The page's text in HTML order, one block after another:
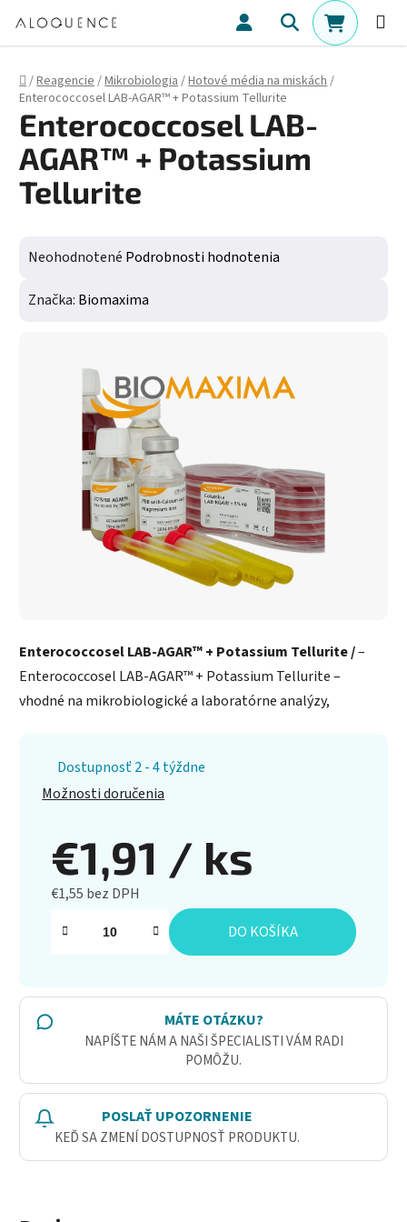
Hľadať
Domov
/Reagencie/Mikrobiologia/Hotové média na miskách/
Enterococcosel LAB-AGAR™ + Potassium Tellurite
Enterococcosel LAB-AGAR™ + Potassium Tellurite /–
Enterococcosel LAB-AGAR™ + Potassium Tellurite –
vhodné na mikrobiologické a laboratórne analýzy,
Dostupnosť 2 - 4 týždne
Možnosti doručenia
€1,91 / ks
€1,55 bez DPH
Jednotková cena:
DO KOŠÍKA
MÁTE OTÁZKU?
NAPÍŠTE NÁM A NAŠI ŠPECIALISTI VÁM RADI
POMÔŽU.
POSLAŤ UPOZORNENIE
KEĎ SA ZMENÍ DOSTUPNOSŤ PRODUKTU.
Enterococcosel LAB-
AGAR™ + Potassium
Tellurite
Priemerné hodnotenie produktu je 0,0 z 5 hviezdičiek.
Neohodnotené Podrobnosti hodnotenia
Značka: Biomaxima